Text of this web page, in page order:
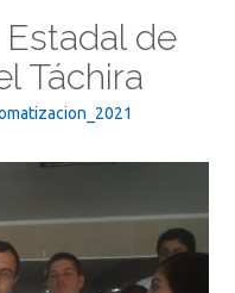
de
Táchira